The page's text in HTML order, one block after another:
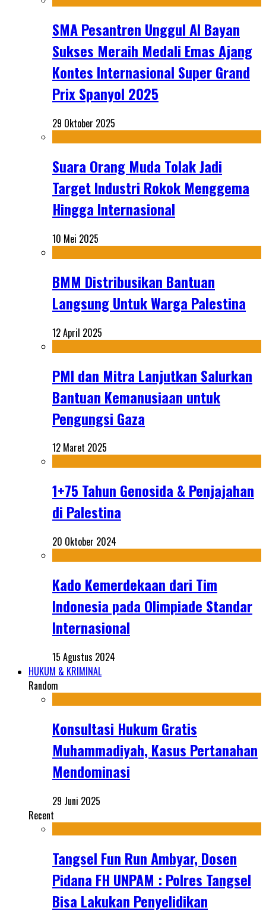
SMA Pesantren Unggul Al Bayan
Sukses Meraih Medali Emas Ajang
Kontes Internasional Super Grand
Prix Spanyol 2025
29 Oktober 2025
Suara Orang Muda Tolak Jadi
Target Industri Rokok Menggema
Hingga Internasional
10 Mei 2025
BMM Distribusikan Bantuan
Langsung Untuk Warga Palestina
12 April 2025
PMI dan Mitra Lanjutkan Salurkan
Bantuan Kemanusiaan untuk
Pengungsi Gaza
12 Maret 2025
1+75 Tahun Genosida & Penjajahan
di Palestina
20 Oktober 2024
Kado Kemerdekaan dari Tim
Indonesia pada Olimpiade Standar
Internasional
15 Agustus 2024
HUKUM & KRIMINAL
Random
Konsultasi Hukum Gratis
Muhammadiyah, Kasus Pertanahan
Mendominasi
29 Juni 2025
Recent
Tangsel Fun Run Ambyar, Dosen
Pidana FH UNPAM : Polres Tangsel
Bisa Lakukan Penyelidikan